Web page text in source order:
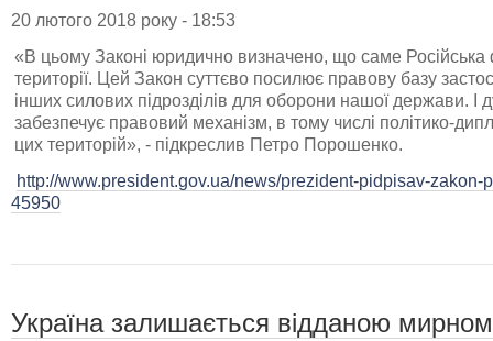
20 лютого 2018 року - 18:53
«В цьому Законі юридично визначено, що саме Російська
території. Цей Закон суттєво посилює правову базу
інших силових підрозділів для оборони нашої держави.
забезпечує правовий механізм, в тому числі політико-
цих територій», - підкреслив Петро Порошенко.
http://www.president.gov.ua/news/prezident-pidpisav-
45950
Україна залишається відданою